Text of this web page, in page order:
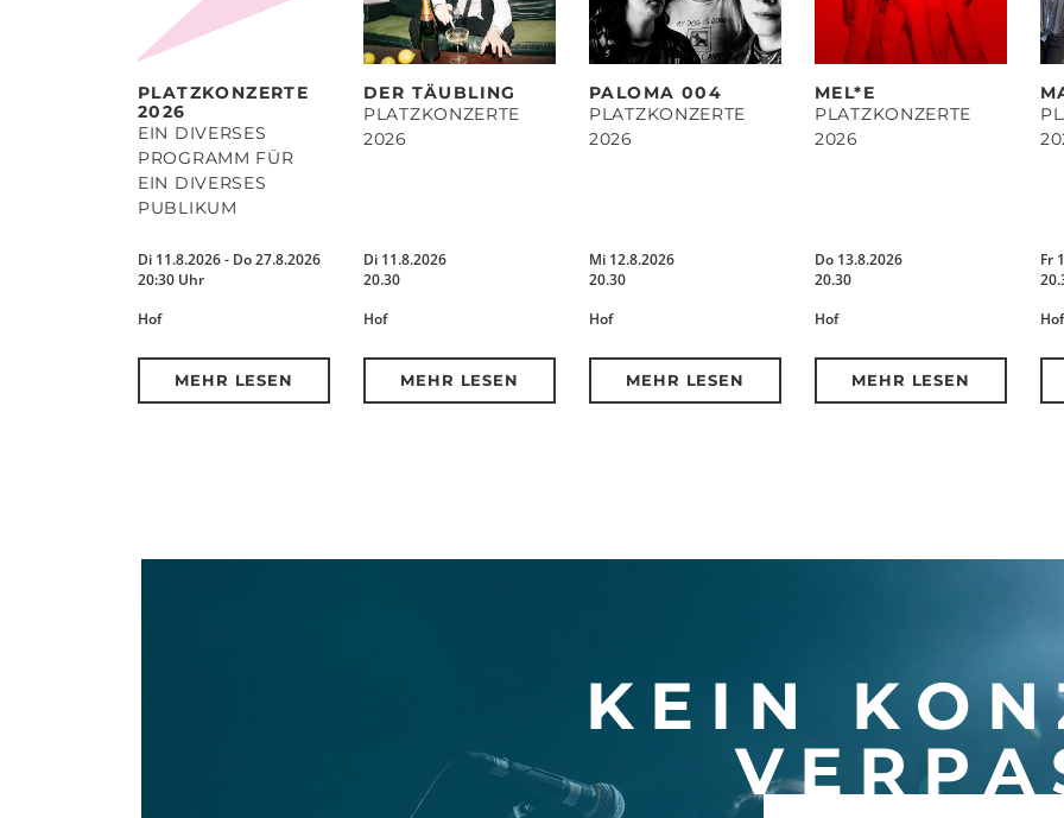
PLATZKONZERTE
2026
EIN DIVERSES
PROGRAMM FÜR
EIN DIVERSES
PUBLIKUM
Di 11.8.2026 - Do 27.8.2026
20:30 Uhr
Hof
MEHR LESEN
DER TÄUBLING
PLATZKONZERTE
2026
Di 11.8.2026
20.30
Hof
MEHR LESEN
PALOMA 004
PLATZKONZERTE
2026
Mi 12.8.2026
20.30
Hof
MEHR LESEN
MEL*E
PLATZKONZERTE
2026
Do 13.8.2026
20.30
Hof
MEHR LESEN
Fr
Hof
KEIN